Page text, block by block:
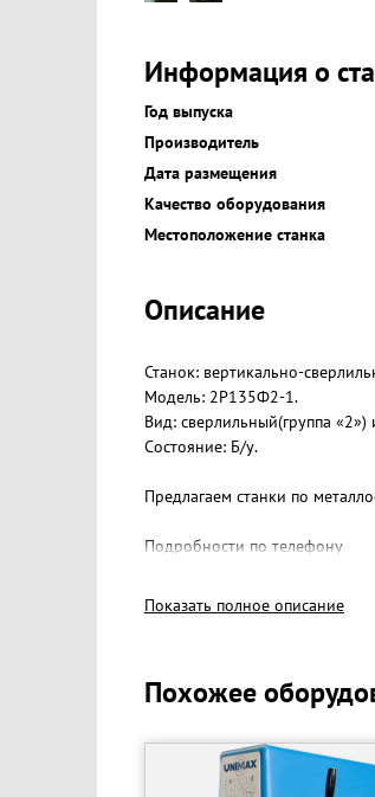
Информация о
Год выпуска
Производитель
Дата размещения
Качество оборудования
Местоположение станка
Описание
Станок: вертикально-
Модель: 2Р135Ф2-1.
Вид: сверлильный(группа
Состояние: Б/у.
Предлагаем станки по
Подробности по телефону
г. Луганск, район Таксопарка.
Показать полное описание
Похожее